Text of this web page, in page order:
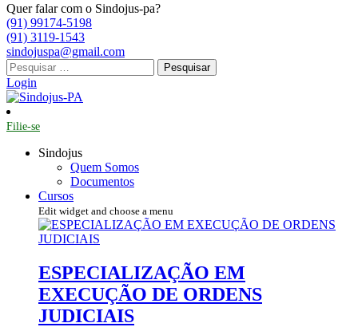
Quer falar com o Sindojus-pa?
(91) 99174-5198
(91) 3119-1543
sindojuspa@gmail.com
Pesquisar
por:
Login
Filie-se
Sindojus
Quem Somos
Documentos
Cursos
Edit widget and choose a menu
ESPECIALIZAÇÃO EM
EXECUÇÃO DE ORDENS
JUDICIAIS